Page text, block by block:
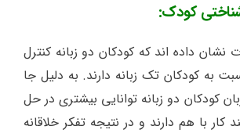
کودک:
نشان داده اند که کودکان دو زبانه کنترل
به کودکان تک زبانه دارند. به دلیل جا
کودکان دو زبانه توانایی بیشتری در حل
کار با هم دارند و در نتیجه تفکر خلاقانه